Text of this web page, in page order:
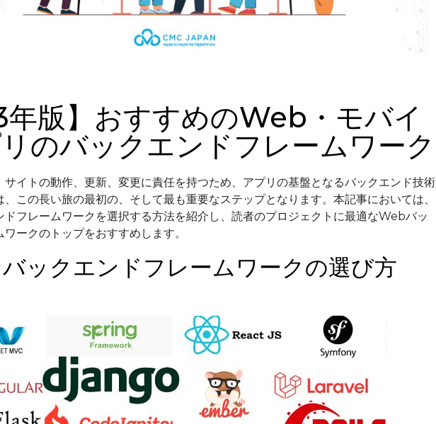
年版】おすすめのWeb・モバイ
のバックエンドフレームワーク
サイトの動作、更新、変更に責任を持つため、アプリの基盤となるバックエンド技術
、この長い旅の最初の、そして最も重要なステップとなります。本記事においては、
ドフレームワークを選択する方法を紹介し、読者のプロジェクトに最適なWebバッ
ークのトップをおすすめします。
バックエンドフレームワークの選び方